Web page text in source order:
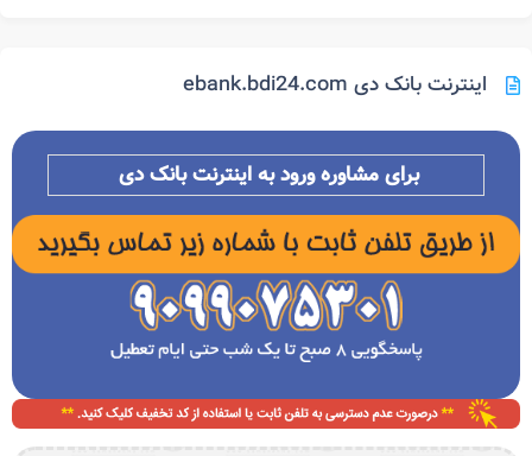
اینترنت بانک دی ebank.bdi24.com
برای مشاوره ورود به اینترنت بانک دی